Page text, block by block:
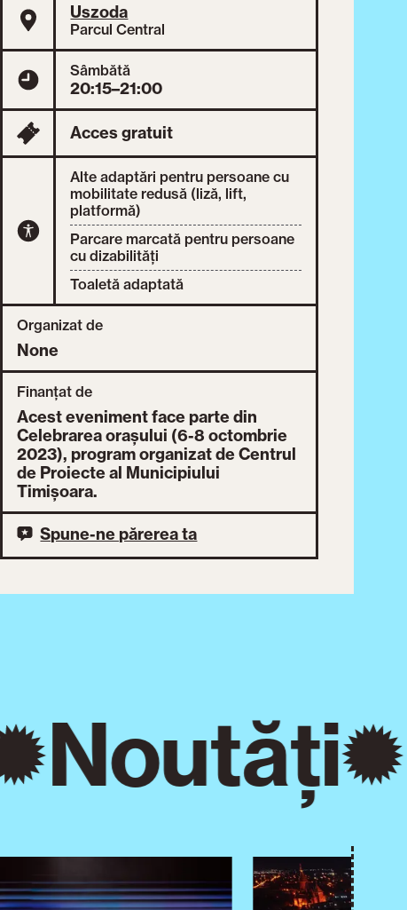
Uszoda
Parcul Central
Sâmbătă
20:15–21:00
Acces gratuit
Alte adaptări pentru persoane cu
mobilitate redusă (liză, lift,
platformă)
Parcare marcată pentru persoane
cu dizabilități
Toaletă adaptată
Organizat de
None
Finanțat de
Acest eveniment face parte din
Celebrarea orașului (6-8 octombrie
2023), program organizat de Centrul
de Proiecte al Municipiului
Timișoara.
Spune-ne părerea ta
Noutăți